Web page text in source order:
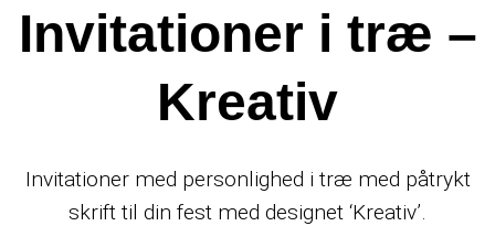
Invitationer i træ –
Kreativ
Invitationer med personlighed i træ med påtrykt
skrift til din fest med designet ‘Kreativ’.